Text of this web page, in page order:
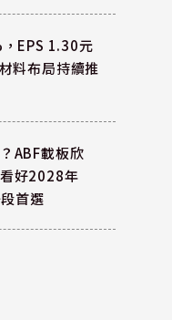
EPS 1.30元
料布局持續推
ABF載板欣
好2028年
首選